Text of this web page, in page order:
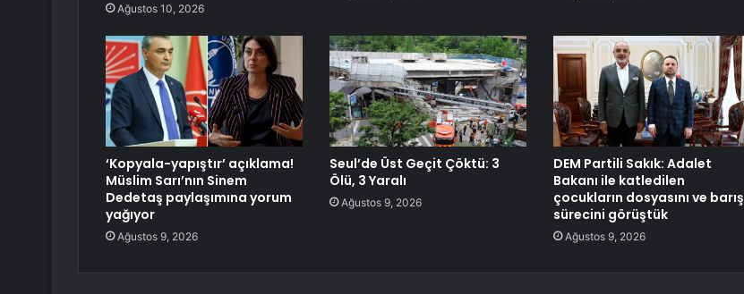
Ağustos 10, 2026
‘Kopyala-yapıştır’ açıklama!
Müslim Sarı’nın Sinem
Dedetaş paylaşımına yorum
yağıyor
Ağustos 9, 2026
Seul’de Üst Geçit Çöktü: 3
Ölü, 3 Yaralı
Ağustos 9, 2026
DEM Partili Sakık: Adalet
Bakanı ile katledilen
çocukların dosyasını ve barış
sürecini görüştük
Ağustos 9, 2026